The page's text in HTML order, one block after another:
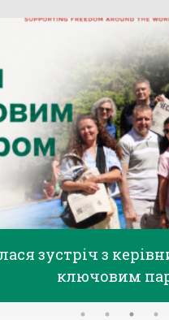
зустріч з
ключовим